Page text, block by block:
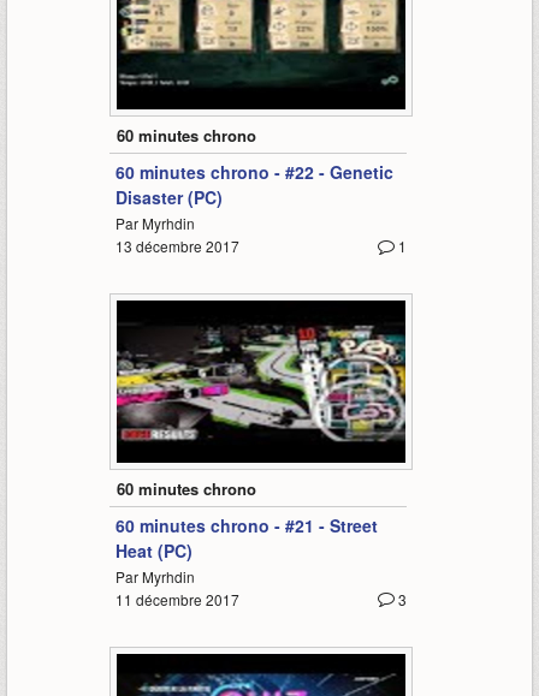
60 minutes chrono
60 minutes chrono - #22 - Genetic
Disaster (PC)
Par Myrhdin
1
13 décembre 2017
60 minutes chrono
60 minutes chrono - #21 - Street
Heat (PC)
Par Myrhdin
3
11 décembre 2017